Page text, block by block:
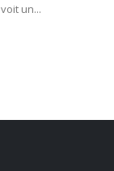
un...